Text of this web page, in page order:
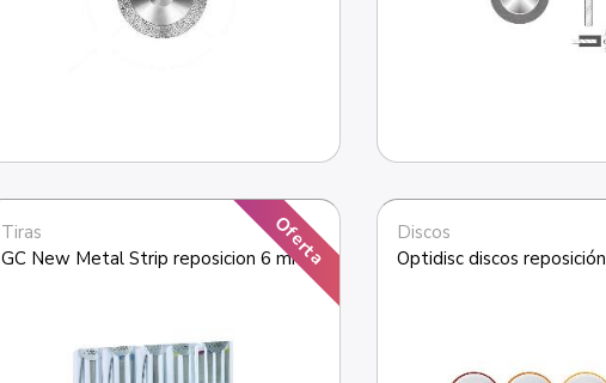
Oferta
Tiras
GC New Metal Strip reposicion 6 mm
Discos
Optidisc discos reposición